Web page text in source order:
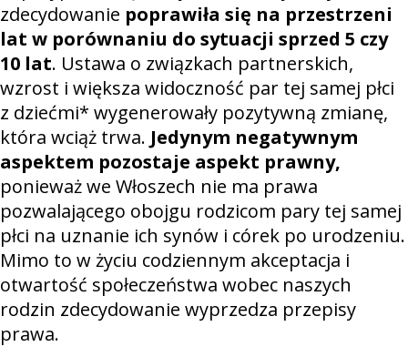
zdecydowanie poprawiła się na przestrzeni
lat w porównaniu do sytuacji sprzed 5 czy
10 lat. Ustawa o związkach partnerskich,
wzrost i większa widoczność par tej samej płci
z dziećmi* wygenerowały pozytywną zmianę,
która wciąż trwa. Jedynym negatywnym
aspektem pozostaje aspekt prawny,
ponieważ we Włoszech nie ma prawa
pozwalającego obojgu rodzicom pary tej samej
płci na uznanie ich synów i córek po urodzeniu.
Mimo to w życiu codziennym akceptacja i
otwartość społeczeństwa wobec naszych
rodzin zdecydowanie wyprzedza przepisy
prawa.